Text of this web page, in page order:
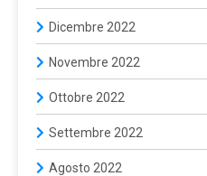
Dicembre 2022
Novembre 2022
Ottobre 2022
Settembre 2022
Agosto 2022